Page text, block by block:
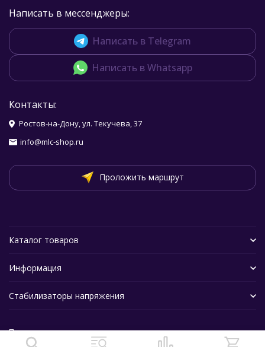
Написать в мессенджеры:
Написать в Telegram
Написать в Whatsapp
Контакты:
Ростов-на-Дону, ул. Текучева, 37
info@mlc-shop.ru
Проложить маршрут
Каталог товаров
Информация
Стабилизаторы напряжения
Политика персональных данных